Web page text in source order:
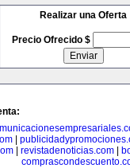
Realizar una Oferta
Precio Ofrecido $
| revistadenoticias.com|